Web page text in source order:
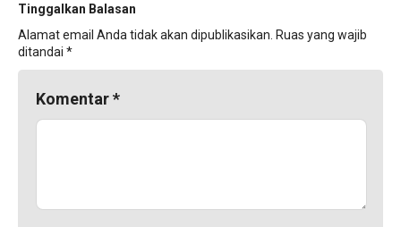
Tinggalkan Balasan
Alamat email Anda tidak akan dipublikasikan. Ruas yang wajib
ditandai *
Komentar*